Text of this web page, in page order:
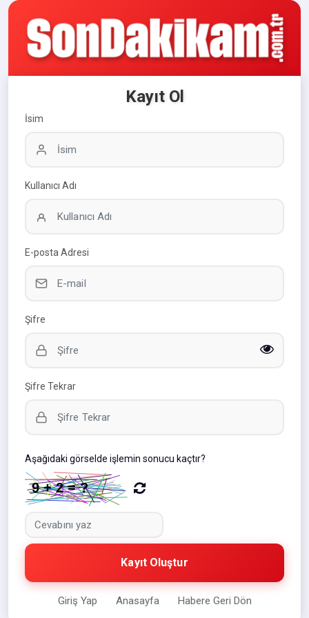
Kayıt Ol
İsim
Kullanıcı Adı
E-posta Adresi
Şifre
Şifre Tekrar
Aşağıdaki görselde işlemin sonucu kaçtır?
Kayıt Oluştur
Giriş Yap Anasayfa Habere Geri Dön